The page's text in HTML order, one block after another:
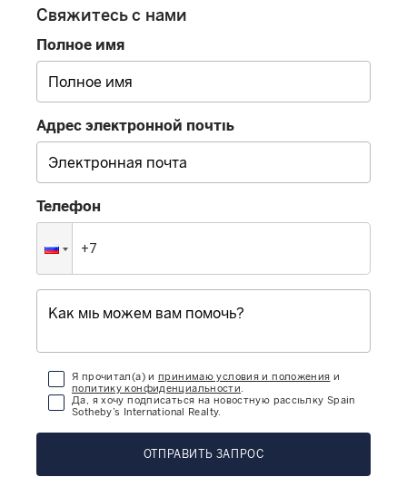
Свяжитесь с нами
Полное имя
Адрес электронной почты
Телефон
Я прочитал(а) и принимаю условия и положения и
политику конфиденциальности.
Да, я хочу подписаться на новостную рассылку Spain
Sotheby’s International Realty.
ОТПРАВИТЬ ЗАПРОС